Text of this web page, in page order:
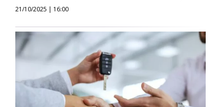
21/10/2025 | 16:00